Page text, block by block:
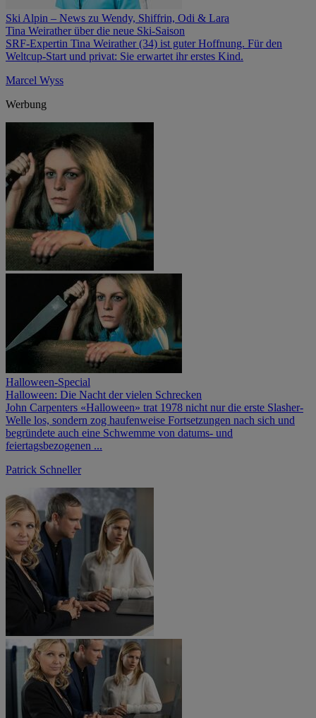
Ski Alpin – News zu Wendy, Shiffrin, Odi & Lara
Tina Weirather über die neue Ski-Saison
SRF-Expertin Tina Weirather (34) ist guter Hoffnung. Für den
Weltcup-Start und privat: Sie erwartet ihr erstes Kind.
Marcel Wyss
Werbung
Halloween-Special
Halloween: Die Nacht der vielen Schrecken
John Carpenters «Halloween» trat 1978 nicht nur die erste Slasher-
Welle los, sondern zog haufenweise Fortsetzungen nach sich und
begründete auch eine Schwemme von datums- und
feiertagsbezogenen ...
Patrick Schneller